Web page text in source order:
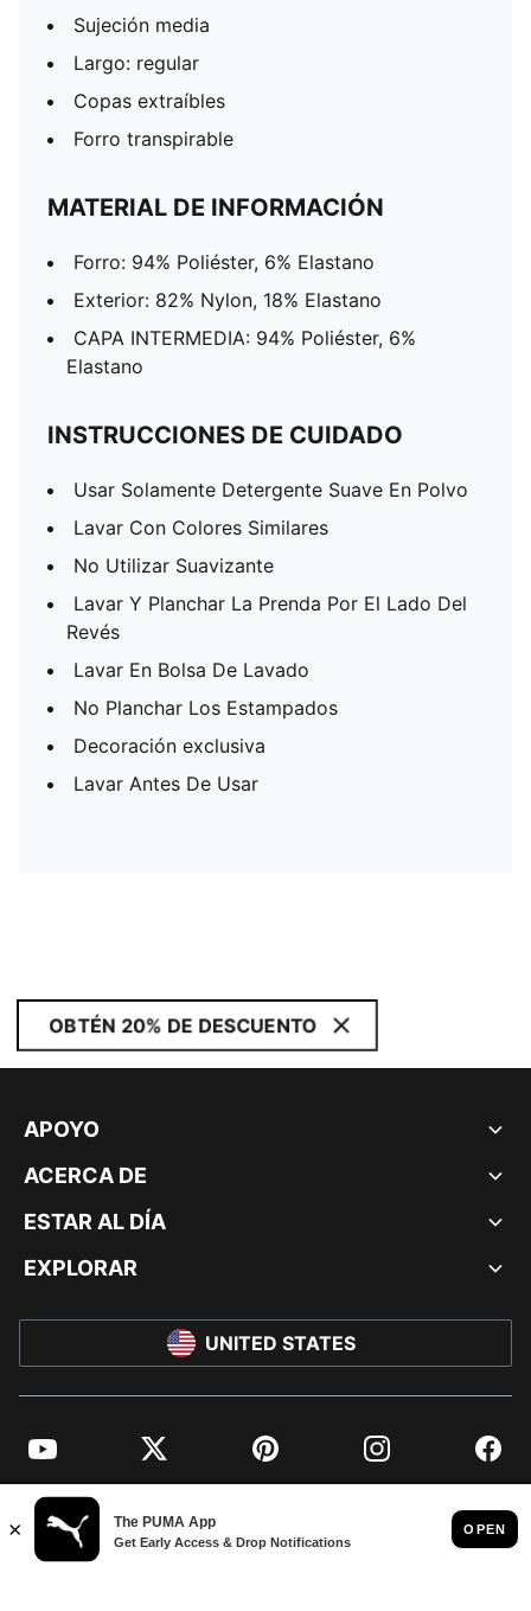
Sujeción media
Largo: regular
Copas extraíbles
Forro transpirable
MATERIAL DE INFORMACIÓN
Forro: 94% Poliéster, 6% Elastano
Exterior: 82% Nylon, 18% Elastano
CAPA INTERMEDIA: 94% Poliéster, 6%
Elastano
INSTRUCCIONES DE CUIDADO
Usar Solamente Detergente Suave En Polvo
Lavar Con Colores Similares
No Utilizar Suavizante
Lavar Y Planchar La Prenda Por El Lado Del
Revés
Lavar En Bolsa De Lavado
No Planchar Los Estampados
Decoración exclusiva
Lavar Antes De Usar
OBTÉN 20% DE DESCUENTO
APOYO
ACERCA DE
ESTAR AL DÍA
EXPLORAR
UNITED STATES
YouTube Twitter Pinterest Instagram
© PUMA NORTH AMERICA, INC.
IMPRINT AND LEGAL DATA